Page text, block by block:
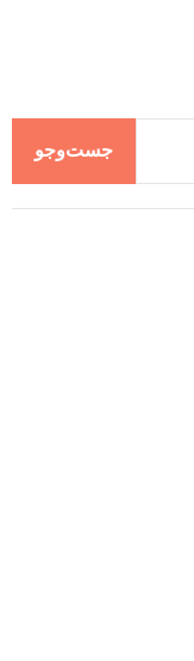
جست‌وجو